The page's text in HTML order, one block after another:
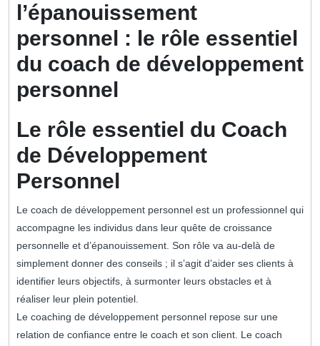
l’épanouissement
personnel : le rôle essentiel
du coach de développement
personnel
Le rôle essentiel du Coach
de Développement
Personnel
Le coach de développement personnel est un professionnel qui
accompagne les individus dans leur quête de croissance
personnelle et d’épanouissement. Son rôle va au-delà de
simplement donner des conseils ; il s’agit d’aider ses clients à
identifier leurs objectifs, à surmonter leurs obstacles et à
réaliser leur plein potentiel.
Le coaching de développement personnel repose sur une
relation de confiance entre le coach et son client. Le coach